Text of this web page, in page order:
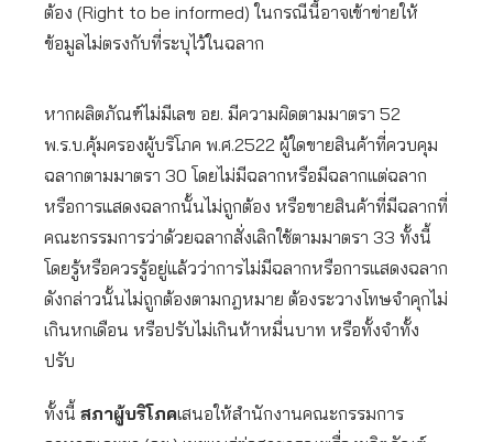
ต้อง (Right to be informed) ในกรณีนี้อาจเข้าข่ายให้
ข้อมูลไม่ตรงกับที่ระบุไว้ในฉลาก
หากผลิตภัณฑ์ไม่มีเลข อย. มีความผิดตามมาตรา 52
พ.ร.บ.คุ้มครองผู้บริโภค พ.ศ.2522 ผู้ใดขายสินค้าที่ควบคุม
ฉลากตามมาตรา 30 โดยไม่มีฉลากหรือมีฉลากแต่ฉลาก
หรือการแสดงฉลากนั้นไม่ถูกต้อง หรือขายสินค้าที่มีฉลากที่
คณะกรรมการว่าด้วยฉลากสั่งเลิกใช้ตามมาตรา 33 ทั้งนี้
โดยรู้หรือควรรู้อยู่แล้วว่าการไม่มีฉลากหรือการแสดงฉลาก
ดังกล่าวนั้นไม่ถูกต้องตามกฎหมาย ต้องระวางโทษจำคุกไม่
เกินหกเดือน หรือปรับไม่เกินห้าหมื่นบาท หรือทั้งจำทั้ง
ปรับ
ทั้งนี้ สภาผู้บริโภคเสนอให้สำนักงานคณะกรรมการ